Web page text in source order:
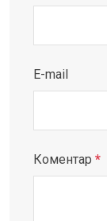
E-mail
Коментар *